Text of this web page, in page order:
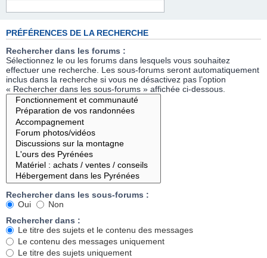
PRÉFÉRENCES DE LA RECHERCHE
Rechercher dans les forums :
Sélectionnez le ou les forums dans lesquels vous souhaitez
effectuer une recherche. Les sous-forums seront automatiquement
inclus dans la recherche si vous ne désactivez pas l’option
« Rechercher dans les sous-forums » affichée ci-dessous.
Rechercher dans les sous-forums :
Oui
Non
Rechercher dans :
Le titre des sujets et le contenu des messages
Le contenu des messages uniquement
Le titre des sujets uniquement